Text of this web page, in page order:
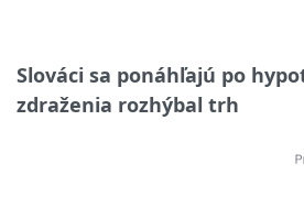
Slováci sa ponáhľajú po
zdraženia rozhýbal trh